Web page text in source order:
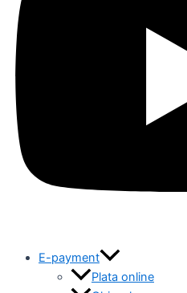
E-payment
Plata online